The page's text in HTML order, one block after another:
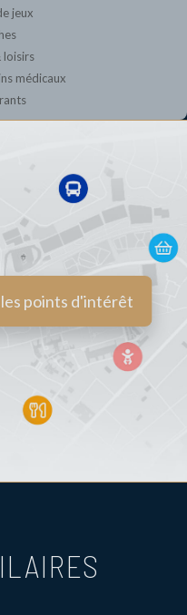
jeux
loisirs
médicaux
points d'intérêt